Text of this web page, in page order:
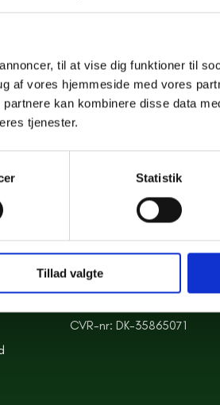
til at vise dig funktioner til
af vores hjemmeside med vores
kan kombinere disse data
tjenester.
Statistik
Tillad valgte
CVR-nr: DK-35865071